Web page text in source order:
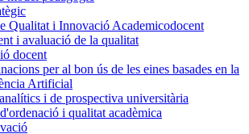
Qualitat i Innovació Academicodocent
i avaluació de la qualitat
docent
per al bon ús de les eines basades en la
Artificial
i de prospectiva universitària
i qualitat acadèmica